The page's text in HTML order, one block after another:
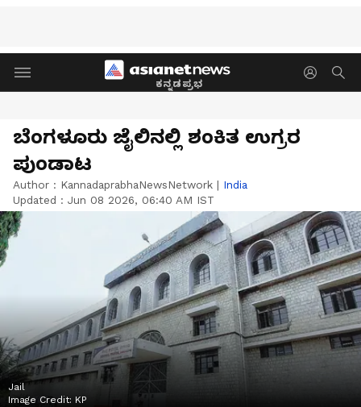
ಕನ್ನಡಪ್ರಭ
ಬೆಂಗಳೂರು ಜೈಲಿನಲ್ಲಿ ಶಂಕಿತ ಉಗ್ರರ
ಪುಂಡಾಟ
Author : KannadaprabhaNewsNetwork | India
Updated : Jun 08 2026, 06:40 AM IST
Jail
Image Credit: KP